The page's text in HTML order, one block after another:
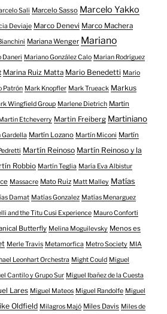
Sali Marcelo Sasso Marcelo Yakko
Deviaje Marco Denevi Marco Machera
Mariana Wenger Mariano
Daneri Mariano González Calo Marian Rodríguez
Marina Ruiz Matta Mario Benedetti Mario
Patrón Mark Knopfler Mark Trueack Markus
Wingfield Group Marlene Dietrich Martin
Etcheverry Martin Freiberg Martiniano
Gardella Martín Lozano Martín Miconi Martín
Martín Reinoso Martín Reinoso y la
Robbio Martín Teglia María Eva Albistur
Massacre Mato Ruiz Matt Malley Matías
Damat Matías Gonzalez Matías Menarguez
and the Titu Cusi Experience Mauro Conforti
Butterfly Melina Moguilevsky Menos es
Merle Travis Metamorfica Metro Society MIA
Leonhart Orchestra Might Could Miguel
Cantilo y Grupo Sur Miguel Ibañez de la Cuesta
Lares Miguel Mateos Miguel Randolfe Miguel
Oldfield Milagros Majó Miles Davis Miles de